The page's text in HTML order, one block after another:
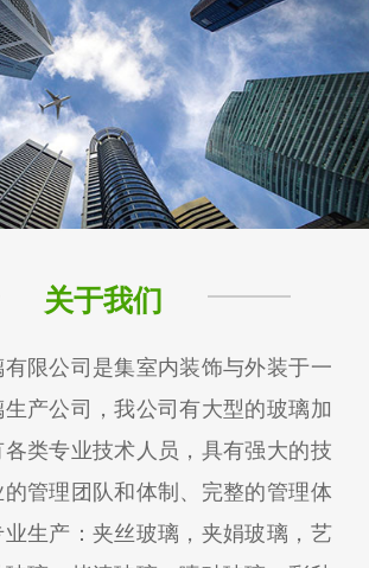
关于我们
限公司是集室内装饰与外装于一
产公司，我公司有大型的玻璃加
类专业技术人员，具有强大的技
管理团队和体制、完整的管理体
生产：夹丝玻璃，夹娟玻璃，艺